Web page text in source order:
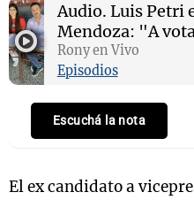
Audio. Luis Petri
Mendoza: "A
Rony en Vivo
Episodios
Escuchá la nota
El ex candidato a